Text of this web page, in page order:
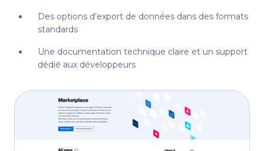
Des options d’export de données dans des formats
standards
Une documentation technique claire et un support
dédié aux développeurs